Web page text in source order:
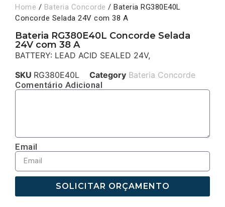
Home / Bateria Concorde / Bateria RG380E40L
Concorde Selada 24V com 38 A
Bateria RG380E40L Concorde Selada
24V com 38 A
BATTERY: LEAD ACID SEALED 24V,
SKU RG380E40L Category Bateria Concorde
Comentário Adicional
Email
SOLICITAR ORÇAMENTO